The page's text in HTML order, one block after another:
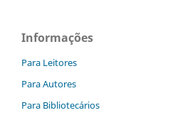
Informações
Para Leitores
Para Autores
Para Bibliotecários